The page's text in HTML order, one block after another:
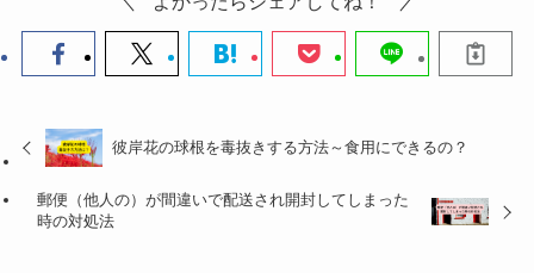
彼岸花の球根を毒抜きする方法～食用にできるの？
郵便（他人の）が間違いで配送され開封してしまった
時の対処法